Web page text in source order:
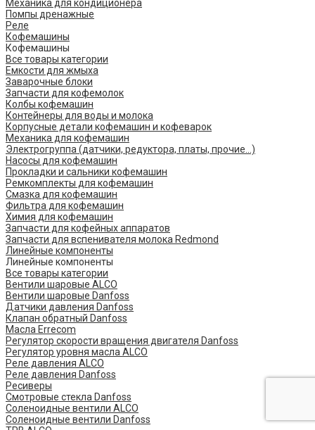
Механика для кондиционера
Помпы дренажные
Реле
Кофемашины
Кофемашины
Все товары категории
Емкости для жмыха
Заварочные блоки
Запчасти для кофемолок
Колбы кофемашин
Контейнеры для воды и молока
Корпусные детали кофемашин и кофеварок
Механика для кофемашин
Электрогруппа (датчики, редуктора, платы, прочие...)
Насосы для кофемашин
Прокладки и сальники кофемашин
Ремкомплекты для кофемашин
Смазка для кофемашин
Фильтра для кофемашин
Химия для кофемашин
Запчасти для кофейных аппаратов
Запчасти для вспенивателя молока Redmond
Линейные компоненты
Линейные компоненты
Все товары категории
Вентили шаровые ALCO
Вентили шаровые Danfoss
Датчики давления Danfoss
Клапан обратный Danfoss
Масла Errecom
Регулятор скорости вращения двигателя Danfoss
Регулятор уровня масла ALCO
Реле давления ALCO
Реле давления Danfoss
Ресиверы
Смотровые стекла Danfoss
Соленоидные вентили ALCO
Соленоидные вентили Danfoss